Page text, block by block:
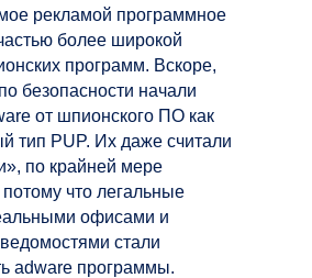
рекламой программное
более широкой
программ. Вскоре,
безопасности начали
от шпионского ПО как
тип PUP. Их даже считали
по крайней мере
потому что легальные
офисами и
стали
adware программы.